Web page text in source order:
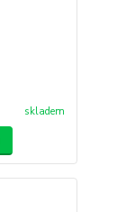
skladem